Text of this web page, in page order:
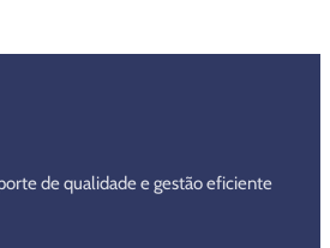
de qualidade e gestão eficiente